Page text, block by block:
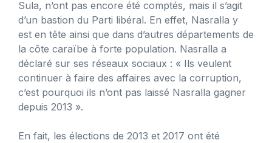
Sula, n’ont pas encore été comptés, mais il s’agit
d’un bastion du Parti libéral. En effet, Nasralla y
est en tête ainsi que dans d’autres départements de
la côte caraïbe à forte population. Nasralla a
déclaré sur ses réseaux sociaux : « Ils veulent
continuer à faire des affaires avec la corruption,
c’est pourquoi ils n’ont pas laissé Nasralla gagner
depuis 2013 ».
En fait, les élections de 2013 et 2017 ont été